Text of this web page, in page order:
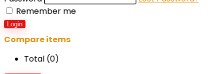
Remember me
Login
Compare items
Total (0)